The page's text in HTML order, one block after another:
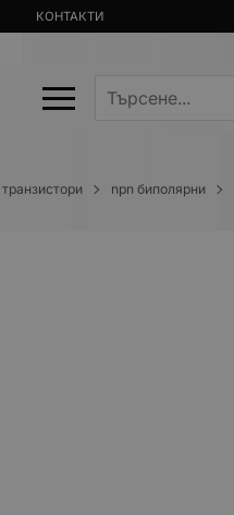
КОНТАКТИ
транзистори npn биполярни